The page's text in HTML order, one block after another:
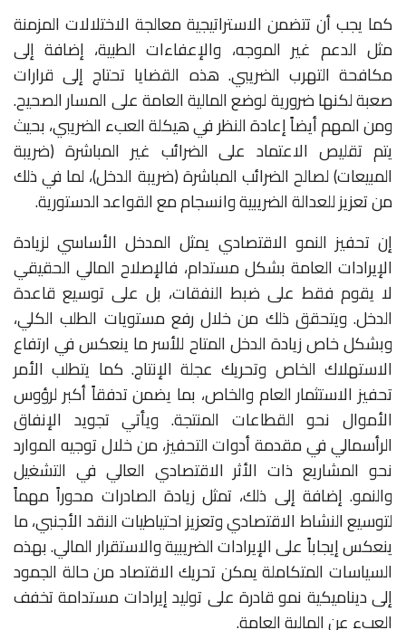
كما يجب أن تتضمن الاستراتيجية معالجة الاختلالات المزمنة
مثل الدعم غير الموجه، والإعفاءات الطبية، إضافة إلى
مكافحة التهرب الضريبي. هذه القضايا تحتاج إلى قرارات
صعبة لكنها ضرورية لوضع المالية العامة على المسار الصحيح.
ومن المهم أيضاً إعادة النظر في هيكلة العبء الضريبي، بحيث
يتم تقليص الاعتماد على الضرائب غير المباشرة (ضريبة
المبيعات) لصالح الضرائب المباشرة (ضريبة الدخل)، لما في ذلك
من تعزيز للعدالة الضريبية وانسجام مع القواعد الدستورية.
إن تحفيز النمو الاقتصادي يمثل المدخل الأساسي لزيادة
الإيرادات العامة بشكل مستدام، فالإصلاح المالي الحقيقي
لا يقوم فقط على ضبط النفقات، بل على توسيع قاعدة
الدخل. ويتحقق ذلك من خلال رفع مستويات الطلب الكلي،
وبشكل خاص زيادة الدخل المتاح للأسر ما ينعكس في ارتفاع
الاستهلاك الخاص وتحريك عجلة الإنتاج. كما يتطلب الأمر
تحفيز الاستثمار العام والخاص، بما يضمن تدفقاً أكبر لرؤوس
الأموال نحو القطاعات المنتجة. ويأتي تجويد الإنفاق
الرأسمالي في مقدمة أدوات التحفيز، من خلال توجيه الموارد
نحو المشاريع ذات الأثر الاقتصادي العالي في التشغيل
والنمو. إضافة إلى ذلك، تمثل زيادة الصادرات محوراً مهماً
لتوسيع النشاط الاقتصادي وتعزيز احتياطيات النقد الأجنبي، ما
ينعكس إيجاباً على الإيرادات الضريبية والاستقرار المالي. بهذه
السياسات المتكاملة يمكن تحريك الاقتصاد من حالة الجمود
إلى ديناميكية نمو قادرة على توليد إيرادات مستدامة تخفف
العبء عن المالية العامة.